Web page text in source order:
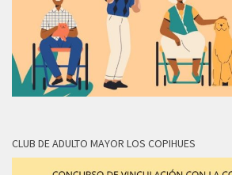
CLUB DE ADULTO MAYOR LOS COPIHUES